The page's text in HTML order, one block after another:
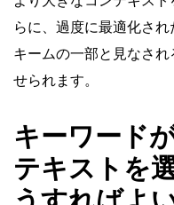
らに、過度に最適化さ
キームの一部と見なさ
せられます。
キーワード
テキストを